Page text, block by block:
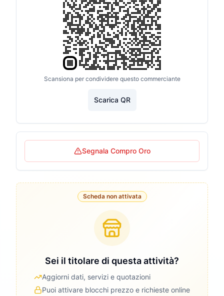
Scansiona per condividere questo commerciante
Scarica QR
Segnala Compro Oro
Scheda non attivata
Sei il titolare di questa attività?
Aggiorni dati, servizi e quotazioni
Puoi attivare blocchi prezzo e richieste online